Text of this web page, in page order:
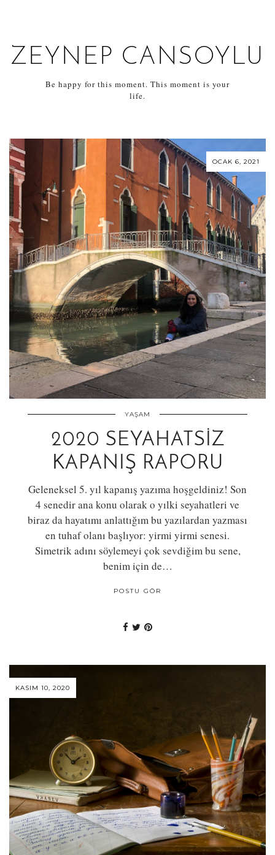
ZEYNEP CANSOYLU
Be happy for this moment. This moment is your
life.
OCAK 6, 2021
YAŞAM
2020 SEYAHATSIZ
KAPANIŞ RAPORU
Geleneksel 5. yıl kapanış yazıma hoşgeldiniz! Son
4 senedir ana konu olarak o yılki seyahatleri ve
biraz da hayatımı anlattığım bu yazılardan yazması
en tuhaf olanı başlıyor: yirmi yirmi senesi.
Simetrik adını söylemeyi çok sevdiğim bu sene,
benim için de…
POSTU GÖR
KASIM 10, 2020